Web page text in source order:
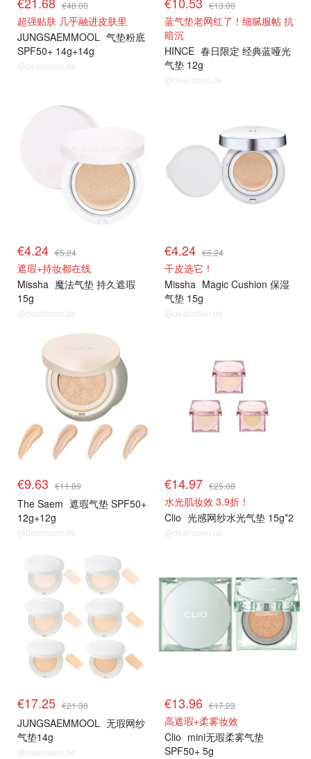
€48.00
超强贴肤 几乎融进皮肤里
JUNGSAEMMOOL 气垫粉底
SPF50+ 14g+14g
@dealmoon.de
€13.00
蓝气垫老网红了！细腻服帖 抗
暗沉
HINCE 春日限定 经典蓝哑光
气垫 12g
@dealmoon.de
€4.24 €5.24
遮瑕+持妆都在线
Missha 魔法气垫 持久遮瑕
15g
@dealmoon.de
€4.24 €5.24
干皮选它！
Missha Magic Cushion 保湿
气垫 15g
@dealmoon.de
€9.63 €11.89
The Saem 遮瑕气垫 SPF50+
12g+12g
@dealmoon.de
€14.97 €25.08
水光肌妆效 3.9折！
Clio 光感网纱水光气垫 15g*2
@dealmoon.de
€17.25 €21.30
JUNGSAEMMOOL 无瑕网纱
气垫14g
@dealmoon.de
€13.96 €17.23
高遮瑕+柔雾妆效
Clio mini无瑕柔雾气垫
SPF50+ 5g